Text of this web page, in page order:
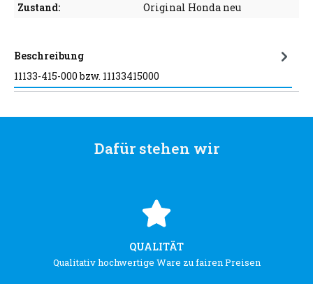
Zustand:
Original Honda neu
Beschreibung
11133-415-000 bzw. 11133415000
Dafür stehen wir
QUALITÄT
Qualitativ hochwertige Ware zu fairen Preisen